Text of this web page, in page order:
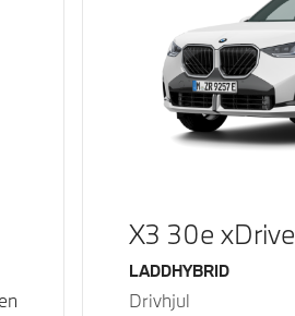
X3 30e xDrive
Bränsle
LADDHYBRID
Drivhjul